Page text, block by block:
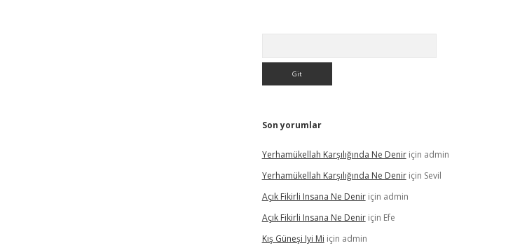
Son yorumlar
Yerhamükellah Karşılığında Ne Deniriçin admin
Yerhamükellah Karşılığında Ne Deniriçin Sevil
Açık Fikirli Insana Ne Deniriçin admin
Açık Fikirli Insana Ne Deniriçin Efe
Kış Güneşi Iyi Mi için admin